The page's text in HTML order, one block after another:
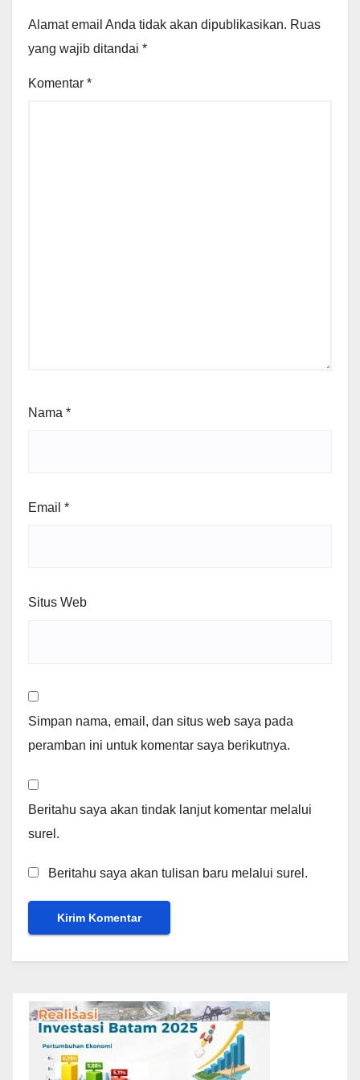
Alamat email Anda tidak akan dipublikasikan. Ruas
yang wajib ditandai *
Komentar *
Nama *
Email *
Situs Web
Simpan nama, email, dan situs web saya pada
peramban ini untuk komentar saya berikutnya.
Beritahu saya akan tindak lanjut komentar melalui
surel.
Beritahu saya akan tulisan baru melalui surel.